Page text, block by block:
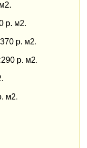
р. м2.
р. м2.
р. м2.
м2.